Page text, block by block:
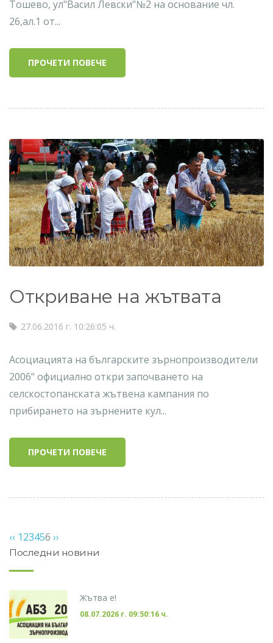
Тошевo, ул"Васил Левски"№2 на основание чл.
26,ал.1 от...
ПРОЧЕТИ ПОВЕЧЕ
Откриване на жътвата
27.06.2016 г. 10:26:05 ч.
Асоциацията на българските зърнопроизводители
2006" официално откри започването на
селскостопанската жътвена кампания по
прибирането на зърнените кул...
ПРОЧЕТИ ПОВЕЧЕ
‹‹ 123456 ››
Последни новини
Жътва е!
08.07.2026 г. 09:50:16 ч.